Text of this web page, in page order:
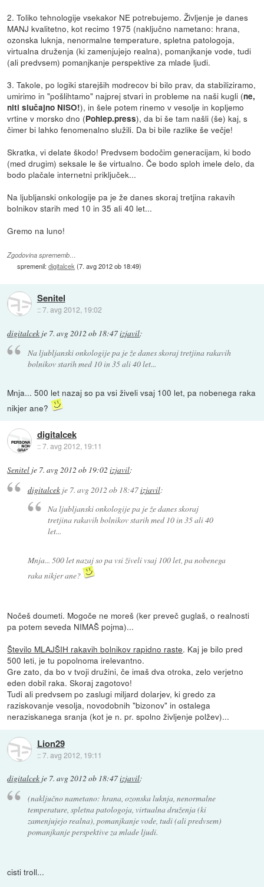
2. Toliko tehnologije vsekakor NE potrebujemo. Življenje je danes
MANJ kvalitetno, kot recimo 1975 (naključno nametano: hrana,
ozonska luknja, nenormalne temperature, spletna patologoja,
virtualna druženja (ki zamenjujejo realna), pomanjkanje vode, tudi
(ali predvsem) pomanjkanje perspektive za mlade ljudi.
3. Takole, po logiki starejših modrecov bi bilo prav, da stabiliziramo,
umirimo in "pošlihtamo" najprej stvari in probleme na naši kugli (ne,
niti slučajno NISO!), in šele potem rinemo v vesolje in kopljemo
vrtine v morsko dno (Pohlep.press), da bi še tam našli (še) kaj, s
čimer bi lahko fenomenalno služili. Da bi bile razlike še večje!
Skratka, vi delate škodo! Predvsem bodočim generacijam, ki bodo
(med drugim) seksale le še virtualno. Če bodo sploh imele delo, da
bodo plačale internetni priključek...
Na ljubljanski onkologije pa je že danes skoraj tretjina rakavih
bolnikov starih med 10 in 35 ali 40 let...
Gremo na luno!
Zgodovina sprememb…
spremenil:digitalcek (7. avg 2012 ob 18:49)
Senitel
::7. avg 2012, 19:02
digitalcek je 7. avg 2012 ob 18:47izjavil:
Na ljubljanski onkologije pa je že danes skoraj tretjina rakavih
bolnikov starih med 10 in 35 ali 40 let...
Mnja... 500 let nazaj so pa vsi živeli vsaj 100 let, pa nobenega raka
nikjer ane?
digitalcek
::7. avg 2012, 19:11
Senitel je 7. avg 2012 ob 19:02 izjavil:
digitalcekje 7. avg 2012 ob 18:47izjavil:
Na ljubljanski onkologije pa je že danes skoraj
tretjina rakavih bolnikov starih med 10 in 35 ali 40
let...
Mnja... 500 let nazaj so pa vsi živeli vsaj 100 let, pa nobenega
raka nikjer ane?
Nočeš doumeti. Mogoče ne moreš (ker preveč guglaš, o realnosti
pa potem seveda NIMAŠ pojma)...
Število MLAJŠIH rakavih bolnikov rapidno raste. Kaj je bilo pred
500 leti, je tu popolnoma irelevantno.
Gre zato, da bo v tvoji družini, če imaš dva otroka, zelo verjetno
eden dobil raka. Skoraj zagotovo!
Tudi ali predvsem po zaslugi miljard dolarjev, ki gredo za
raziskovanje vesolja, novodobnih "bizonov" in ostalega
neraziskanega sranja (kot je n. pr. spolno življenje polžev)...
Lion29
::7. avg 2012, 19:11
digitalcek je 7. avg 2012 ob 18:47izjavil:
(naključno nametano: hrana, ozonska luknja, nenormalne
temperature, spletna patologoja, virtualna druženja (ki
zamenjujejo realna), pomanjkanje vode, tudi (ali predvsem)
pomanjkanje perspektive za mlade ljudi.
cisti troll...